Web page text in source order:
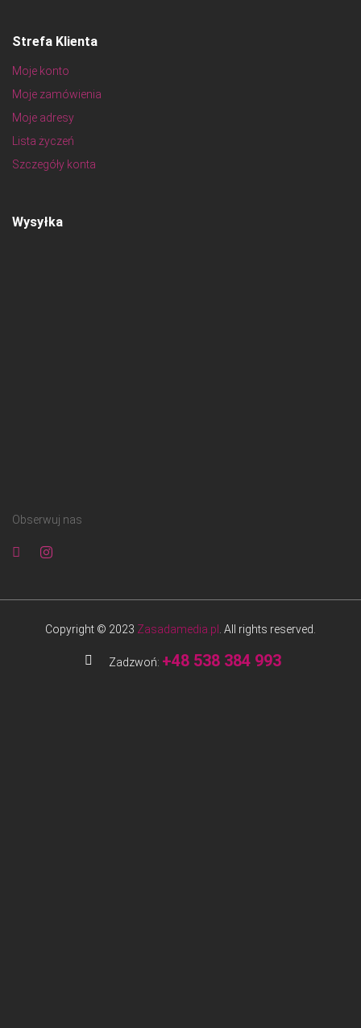
Strefa Klienta
Moje konto
Moje zamówienia
Moje adresy
Lista życzeń
Szczegóły konta
Wysyłka
Obserwuj nas
Copyright © 2023 Zasadamedia.pl . All rights reserved.
Zadzwoń: +48 538 384 993